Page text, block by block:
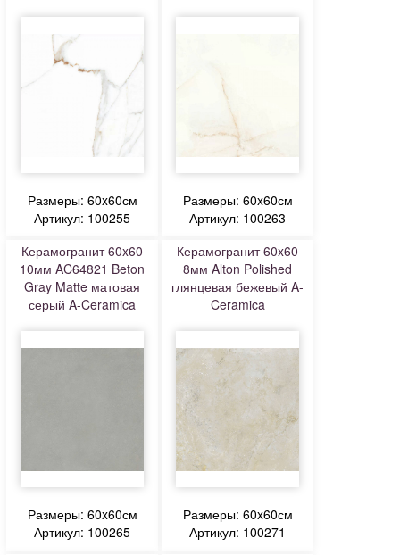
Размеры: 60x60см
Артикул: 100255
Размеры: 60x60см
Артикул: 100263
Керамогранит 60x60
10мм AC64821 Beton
Gray Matte матовая
серый A-Ceramica
Размеры: 60x60см
Артикул: 100265
Керамогранит 60x60
8мм Alton Polished
глянцевая бежевый A-
Ceramica
Размеры: 60x60см
Артикул: 100271